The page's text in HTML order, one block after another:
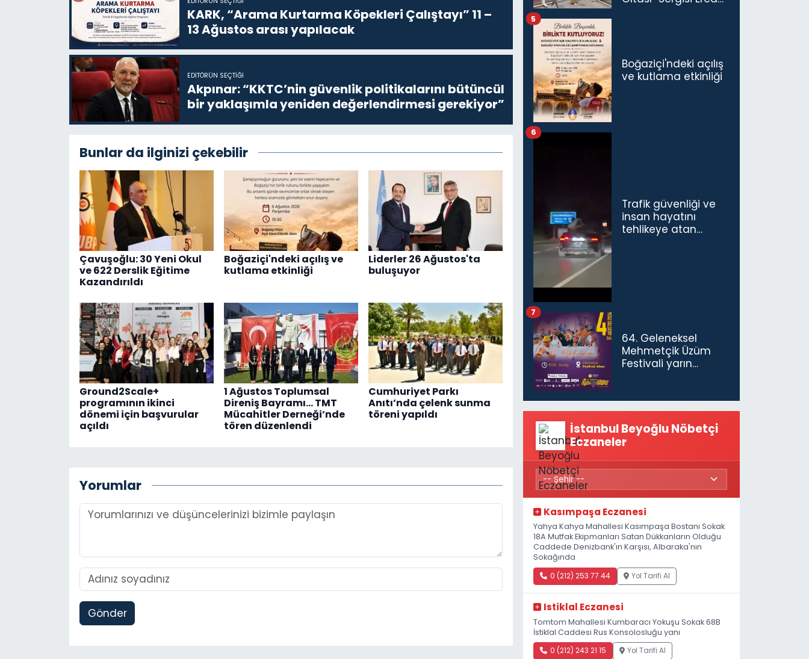
KARK, “Arama Kurtarma Köpekleri Çalıştayı” 11 –
13 Ağustos arası yapılacak
EDITÖRÜN SEÇTIĞI
Akpınar: “KKTC’nin güvenlik politikalarını bütüncül
bir yaklaşımla yeniden değerlendirmesi gerekiyor”
Bunlar da ilginizi çekebilir
Çavuşoğlu: 30 Yeni Okul
ve 622 Derslik Eğitime
Kazandırıldı
Boğaziçi'ndeki açılış ve
kutlama etkinliği
Liderler 26 Ağustos'ta
buluşuyor
Ground2Scale+
programının ikinci
dönemi için başvurular
açıldı
1 Ağustos Toplumsal
Direniş Bayramı... TMT
Mücahitler Derneği’nde
tören düzenlendi
Cumhuriyet Parkı
Anıtı’nda çelenk sunma
töreni yapıldı
Yorumlar
Gönder
Boğaziçi'ndeki açılış
ve kutlama etkinliği
5
Trafik güvenliği ve
insan hayatını
tehlikeye atan
6
64. Geleneksel
Mehmetçik Üzüm
Festivali yarın
7
İstanbul Beyoğlu Nöbetçi
Eczaneler
Kasımpaşa Eczanesi
Yahya Kahya Mahallesi Kasımpaşa Bostanı Sokak
18A Mutfak Ekipmanları Satan Dükkanların Olduğu
Caddede Denizbank'ın Karşısı, Albaraka'nın
Sokağında
0 (212) 253 77 44 Yol Tarifi Al
Istiklal Eczanesi
Tomtom Mahallesi Kumbaracı Yokuşu Sokak 68B
İstiklal Caddesi Rus Konsolosluğu yanı
0 (212) 243 21 15 Yol Tarifi Al